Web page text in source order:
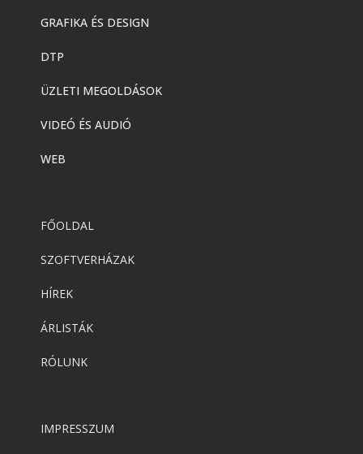
GRAFIKA ÉS DESIGN
DTP
ÜZLETI MEGOLDÁSOK
VIDEÓ ÉS AUDIÓ
WEB
FŐOLDAL
SZOFTVERHÁZAK
HÍREK
ÁRLISTÁK
RÓLUNK
IMPRESSZUM